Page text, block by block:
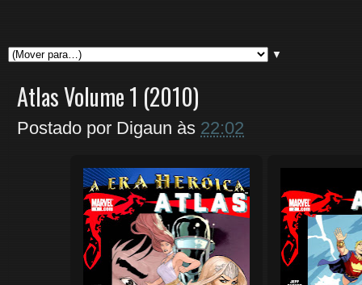
▼
Atlas Volume 1 (2010)
Postado por Digaun às 22:02